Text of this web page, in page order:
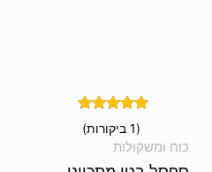
דורג
5.00
מתוך 5
(1 ביקורות)
כוח ומשקולות